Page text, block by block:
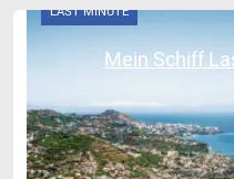
LAST MINUTE
Mein Schiff